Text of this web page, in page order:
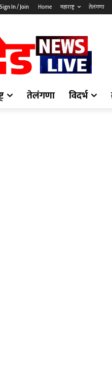
Sign In / Join Home महाराष्ट्र तेलंगणा
तेलंगणा विदर्भ